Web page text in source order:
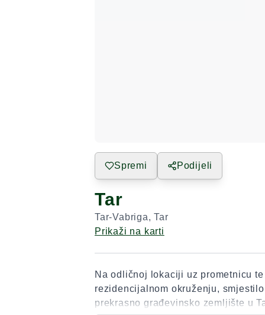
Spremi Podijeli
Tar
Tar-Vabriga,Tar
Prikaži na karti
Na odličnoj lokaciji uz prometnicu te
rezidencijalnom okruženju,
prekrasno građevinsko zemljište u